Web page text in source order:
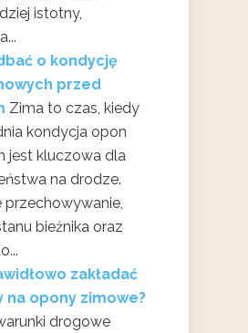
istotny,
o kondycję
przed
Zima to czas, kiedy
kondycja opon
jest kluczowa dla
na drodze.
przechowywanie,
bieżnika oraz
zakładać
na opony zimowe?
drogowe